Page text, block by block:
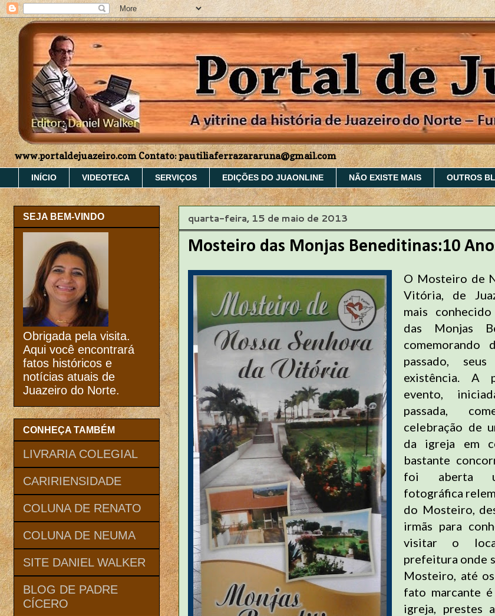
www.portaldejuazeiro.com Contato: pautiliaferrazararuna@gmail.com
INÍCIO VIDEOTECA SERVIÇOS EDIÇÕES DO JUAONLINE NÃO EXISTE MAIS OUTROS
quarta-feira, 15 de maio de 2013
Mosteiro das Monjas Beneditinas:10
O Mosteiro de
Vitória, de
mais
das Monjas
passado,
existência. A
evento,
passada,
celebração de
da igreja em
bastante
foi aberta
fotográfica
do Mosteiro,
irmãs para
visitar o
prefeitura onde
Mosteiro, até
fato marcante
igreja, prestes
SEJA BEM-VINDO
Obrigada pela visita.
Aqui você encontrará
fatos históricos e
notícias atuais de
Juazeiro do Norte.
CONHEÇA TAMBÉM
LIVRARIA COLEGIAL
CARIRIENSIDADE
COLUNA DE RENATO
COLUNA DE NEUMA
SITE DANIEL WALKER
BLOG DE PADRE
CÍCERO